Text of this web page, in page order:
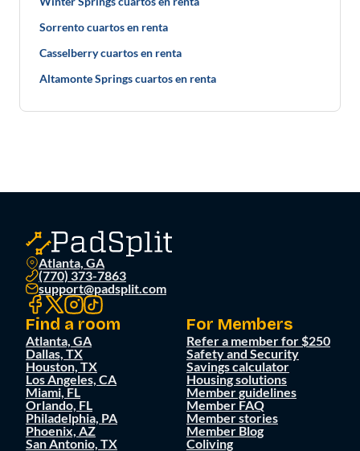
Sorrento cuartos en renta
Casselberry cuartos en renta
Altamonte Springs cuartos en renta
Atlanta, GA
(770) 373-7863
support@padsplit.com
Find a room
Atlanta, GA
Dallas, TX
Houston, TX
Los Angeles, CA
Miami, FL
Orlando, FL
Philadelphia, PA
Phoenix, AZ
San Antonio, TX
For Members
Refer a member for $250
Safety and Security
Savings calculator
Housing solutions
Member guidelines
Member FAQ
Member stories
Member Blog
Coliving